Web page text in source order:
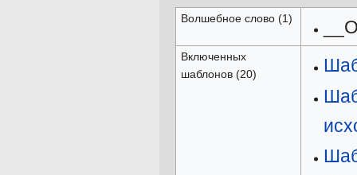
Волшебное слово (1)
Включенных
шаблонов (20)